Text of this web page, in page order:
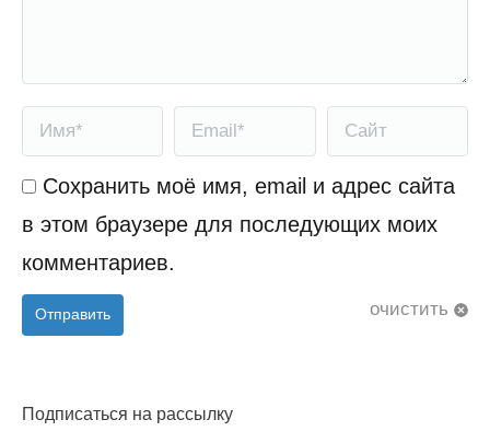
Имя * Email * Сайт
Сохранить моё имя, email и адрес сайта
в этом браузере для последующих моих
комментариев.
очистить
Отправить
Подписаться на рассылку